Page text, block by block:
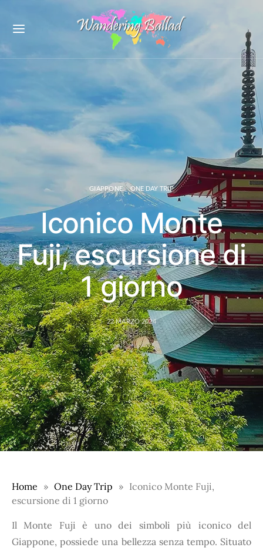
GIAPPONE ONE DAY TRIP
Iconico Monte
Fuji, escursione di
1 giorno
22 MARZO 2024
Home One Day Trip
Iconico Monte Fuji,
escursione di 1 giorno
Il Monte Fuji è uno dei simboli più iconico del
Giappone, possiede una bellezza senza tempo. Situato